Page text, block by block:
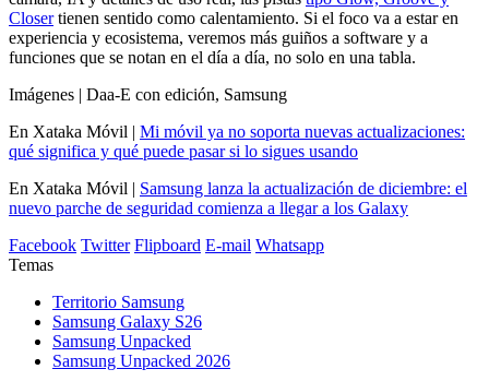
Closertienen sentido como calentamiento. Si el foco va a estar en
experiencia y ecosistema, veremos más guiños a software y a
funciones que se notan en el día a día, no solo en una tabla.
Imágenes | Daa-E con edición, Samsung
En Xataka Móvil | Mi móvil ya no soporta nuevas actualizaciones:
qué significa y qué puede pasar si lo sigues usando
En Xataka Móvil | Samsung lanza la actualización de diciembre: el
nuevo parche de seguridad comienza a llegar a los Galaxy
Facebook Twitter Flipboard E-mail Whatsapp
Temas
Territorio Samsung
Samsung Galaxy S26
Samsung Unpacked
Samsung Unpacked 2026